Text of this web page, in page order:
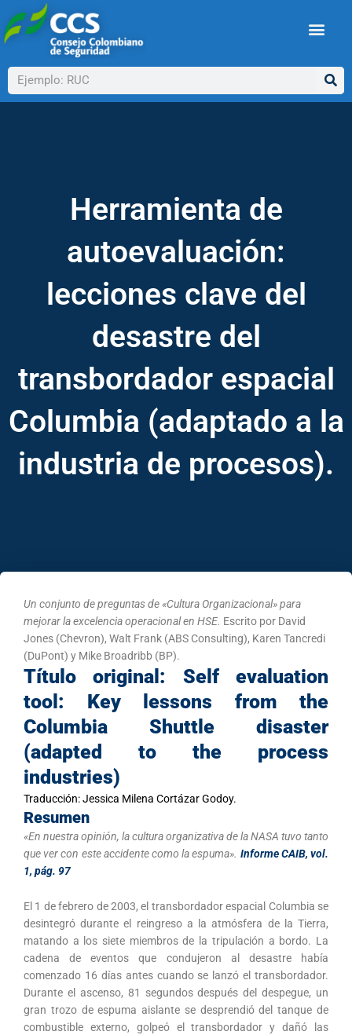
al
contenido
Buscar
Herramienta de
autoevaluación:
lecciones clave del
desastre del
transbordador espacial
Columbia (adaptado a la
industria de procesos).
Un conjunto de preguntas de «Cultura Organizacional» para
mejorar la excelencia operacional en HSE. Escrito por David
Jones (Chevron), Walt Frank (ABS Consulting), Karen Tancredi
(DuPont) y Mike Broadribb (BP).
Título original: Self evaluation
tool: Key lessons from the
Columbia Shuttle disaster
(adapted to the process
industries)
Traducción: Jessica Milena Cortázar Godoy.
Resumen
«En nuestra opinión, la cultura organizativa de la NASA tuvo tanto
que ver con este accidente como la espuma». Informe CAIB, vol.
1, pág. 97
El 1 de febrero de 2003, el transbordador espacial Columbia se
desintegró durante el reingreso a la atmósfera de la Tierra,
matando a los siete miembros de la tripulación a bordo. La
cadena de eventos que condujeron al desastre había
comenzado 16 días antes cuando se lanzó el transbordador.
Durante el ascenso, 81 segundos después del despegue, un
gran trozo de espuma aislante se desprendió del tanque de
combustible externo, golpeó el transbordador y dañó las